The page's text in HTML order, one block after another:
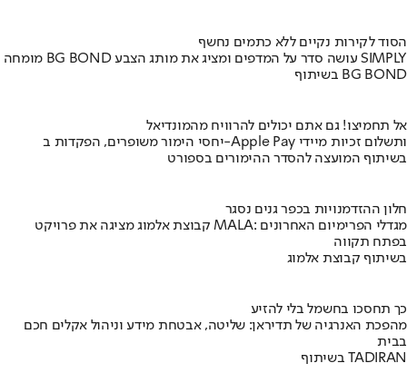
הסוד לקירות נקיים ללא כתמים נחשף
מומחה BG BOND עושה סדר על המדפים ומציג את מותג הצבע SIMPLY
בשיתוף BG BOND
אל תחמיצו! גם אתם יכולים להרוויח מהמונדיאל
יחסי הימור משופרים, הפקדות ב-Apple Pay ותשלום זכיות מיידי
בשיתוף המועצה להסדר ההימורים בספורט
חלון ההזדמנויות בכפר גנים נסגר
קבוצת אלמוג מציגה את פרויקט MALA: מגדלי הפרימיום האחרונים
בפתח תקווה
בשיתוף קבוצת אלמוג
כך תחסכו בחשמל בלי להזיע
מהפכת האנרגיה של תדיראן: שליטה, אבטחת מידע וניהול אקלים חכם
בבית
בשיתוף TADIRAN